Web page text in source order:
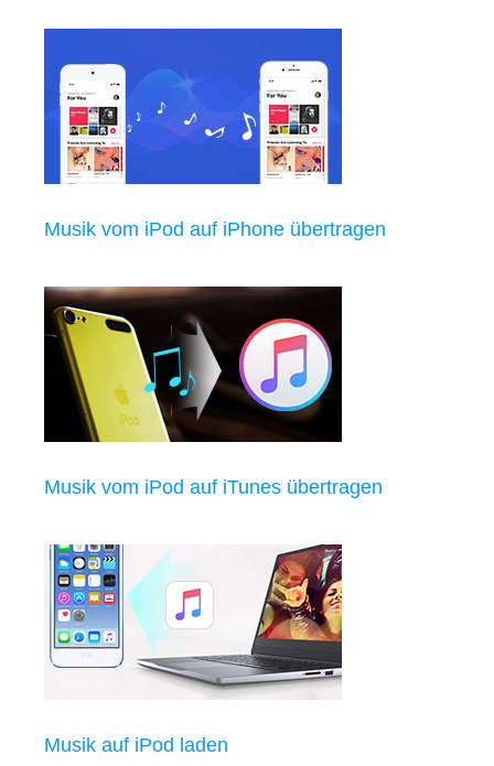
Musik vom iPod auf iPhone übertragen
Musik vom iPod auf iTunes übertragen
Musik auf iPod laden